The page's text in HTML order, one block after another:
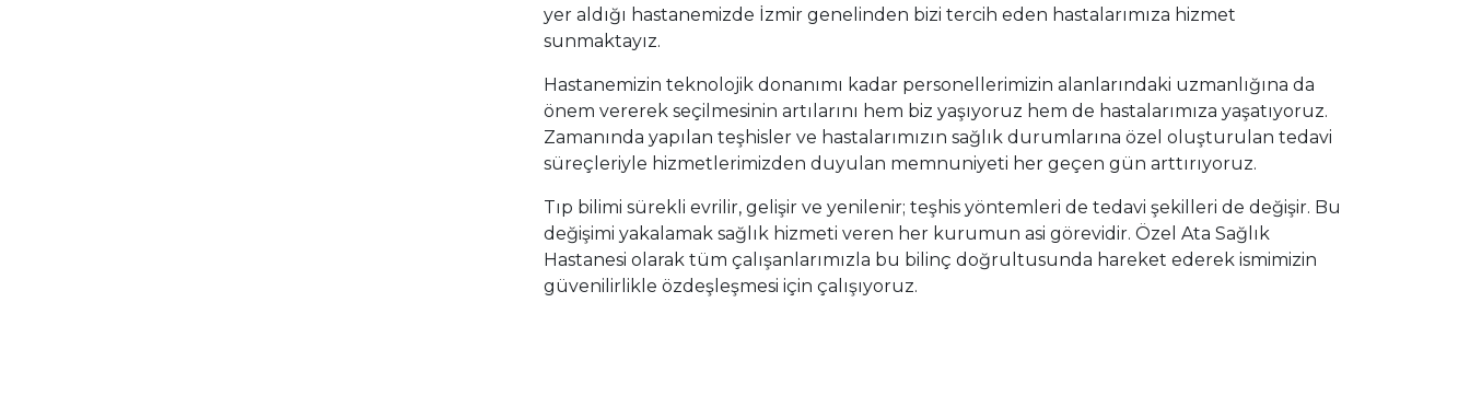
yer aldığı hastanemizde İzmir genelinden bizi tercih eden hastalarımıza hizmet
sunmaktayız.
Hastanemizin teknolojik donanımı kadar personellerimizin alanlarındaki uzmanlığına da
önem vererek seçilmesinin artılarını hem biz yaşıyoruz hem de hastalarımıza yaşatıyoruz.
Zamanında yapılan teşhisler ve hastalarımızın sağlık durumlarına özel oluşturulan tedavi
süreçleriyle hizmetlerimizden duyulan memnuniyeti her geçen gün arttırıyoruz.
Tıp bilimi sürekli evrilir, gelişir ve yenilenir; teşhis yöntemleri de tedavi şekilleri de değişir. Bu
değişimi yakalamak sağlık hizmeti veren her kurumun asi görevidir. Özel Ata Sağlık
Hastanesi olarak tüm çalışanlarımızla bu bilinç doğrultusunda hareket ederek ismimizin
güvenilirlikle özdeşleşmesi için çalışıyoruz.